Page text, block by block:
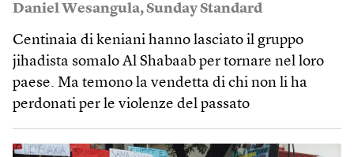
Daniel Wesangula,Sunday Standard
Centinaia di keniani hanno lasciato il gruppo
jihadista somalo Al Shabaab per tornare nel loro
paese. Ma temono la vendetta di chi non li ha
perdonati per le violenze del passato